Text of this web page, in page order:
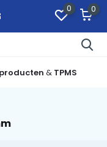
0 0
& TPMS